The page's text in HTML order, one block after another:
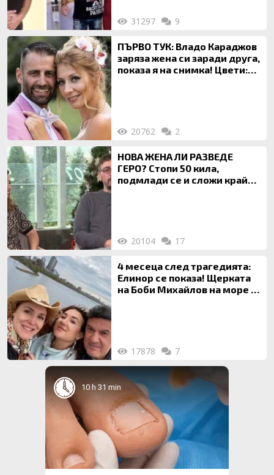
31297 9
ПЪРВО ТУК: Владо Караджов
заряза жена си заради друга,
показа я на снимка! Цвети:
20762 2
НОВА ЖЕНА ЛИ РАЗВЕДЕ
ГЕРО? Стопи 50 кила,
подмлади се и сложи край
20104 17
4 месеца след трагедията:
Елинор се показа! Щерката
на Боби Михайлов на море с
17878 7
10 h 31 min